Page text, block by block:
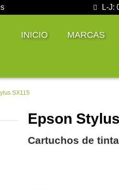
L-J:
INICIO MARCAS
SX115
Epson
Cartuchos de